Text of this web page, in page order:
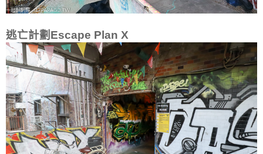
逃亡計劃Escape Plan X